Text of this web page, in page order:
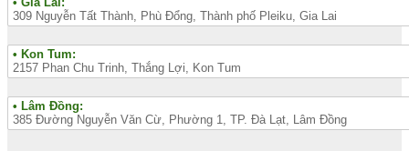
309 Nguyễn Tất Thành, Phù Đổng, Thành phố Pleiku, Gia Lai
• Kon Tum:
2157 Phan Chu Trinh, Thắng Lợi, Kon Tum
• Lâm Đồng:
385 Đường Nguyễn Văn Cừ, Phường 1, TP. Đà Lạt, Lâm Đồng